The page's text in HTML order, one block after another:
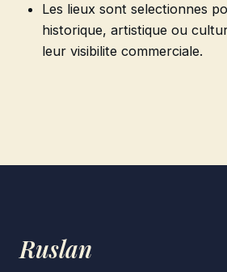
Les lieux sont selectionnes
historique, artistique ou
leur visibilite commerciale.
Ruslan